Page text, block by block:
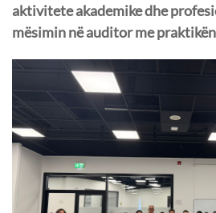
aktivitete akademike dhe
mësimin në auditor me